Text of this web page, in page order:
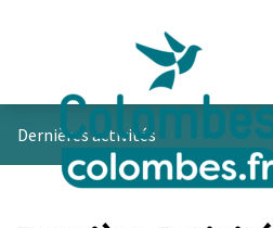
Dernières activités